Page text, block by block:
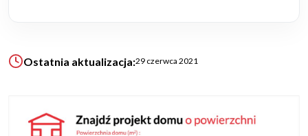
Ogrody
KALKULATOR BUDOWY
BLOG
Ostatnia aktualizacja:29 czerwca 2021